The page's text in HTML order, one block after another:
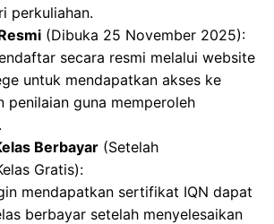
perkuliahan.
(Dibuka 25 November 2025):
secara resmi melalui website
untuk mendapatkan akses ke
penilaian guna memperoleh
Berbayar (Setelah
Gratis):
mendapatkan sertifikat IQN dapat
berbayar setelah menyelesaikan